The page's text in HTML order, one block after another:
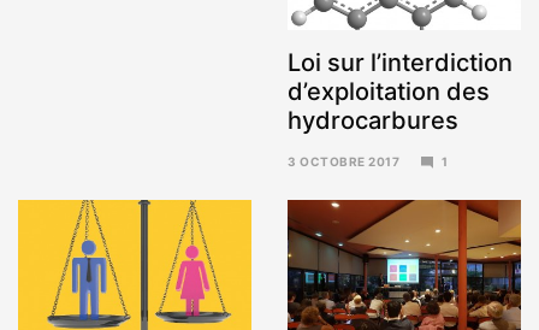
Loi sur l’interdiction
d’exploitation des
hydrocarbures
3 OCTOBRE 2017
2017
1